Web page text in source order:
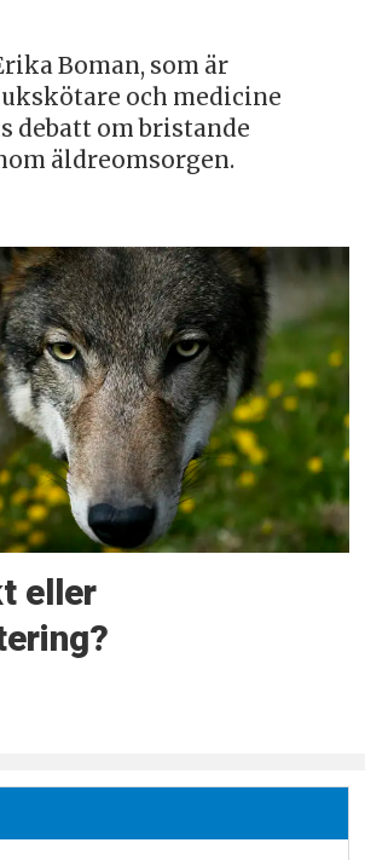
Boman, som är
och medicine
debatt om bristande
äldreomsorgen.
eller